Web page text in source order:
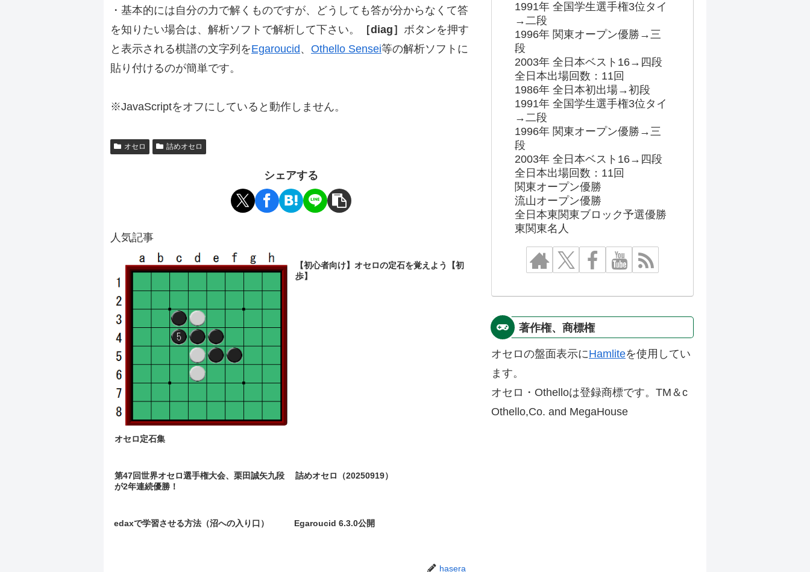
・基本的には自分の力で解くものですが、どうしても答が分からなくて答
を知りたい場合は、解析ソフトで解析して下さい。
［diag］ ボタンを押す
と表示される棋譜の文字列をEgaroucid、 Othello Sensei等の解析ソフトに
貼り付けるのが簡単です。
※JavaScriptをオフにしていると動作しません。
オセロ 詰めオセロ
シェアする
人気記事
オセロ定石集
【初心者向け】オセロの定石を覚えよう【初
歩】
第47回世界オセロ選手権大会、栗田誠矢九段
が2年連続優勝！
詰めオセロ（20250919）
edaxで学習させる方法（沼への入り口） Egaroucid 6.3.0公開
hasera
1991年 全国学生選手権3位タイ
→二段
1996年 関東オープン優勝→三
段
2003年 全日本ベスト16→四段
全日本出場回数：11回
1986年 全日本初出場→初段
1991年 全国学生選手権3位タイ
→二段
1996年 関東オープン優勝→三
段
2003年 全日本ベスト16→四段
全日本出場回数：11回
関東オープン優勝
流山オープン優勝
全日本東関東ブロック予選優勝
東関東名人
著作権、商標権
オセロの盤面表示にHamliteを使用してい
ます。
オセロ・Othelloは登録商標です。TM＆c
Othello,Co. and MegaHouse